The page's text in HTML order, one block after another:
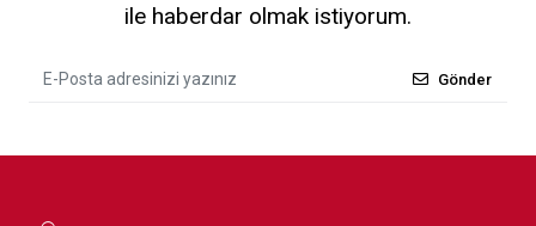
ile haberdar olmak istiyorum.
Gönder